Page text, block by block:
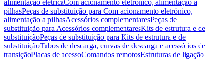
alimentação elétricaCom acionamento eletrónico, alimentação a
pilhasPeças de substituição para Com acionamento eletrónico,
alimentação a pilhasAcessórios complementaresPeças de
substituição para Acessórios complementaresKits de estrutura e de
substituiçãoPeças de substituição para Kits de estrutura e de
substituiçãoTubos de descarga, curvas de descarga e acessórios de
transiçãoPlacas de acessoComandos remotosEstruturas de ligação